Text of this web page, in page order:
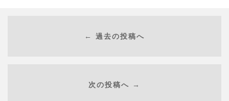
← 過去の投稿へ
次の投稿へ →